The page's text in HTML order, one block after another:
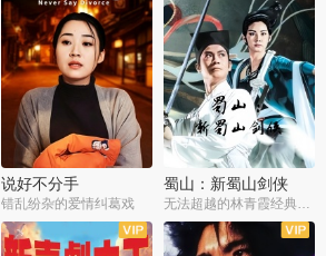
说好不分手
错乱纷杂的爱情纠葛戏
蜀山：新蜀山剑侠
无法超越的林青霞经典角色